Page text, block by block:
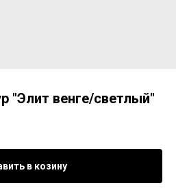
"Элит венге/светлый"
в козину